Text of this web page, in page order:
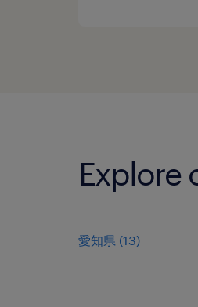
Explore
愛知県 (13)